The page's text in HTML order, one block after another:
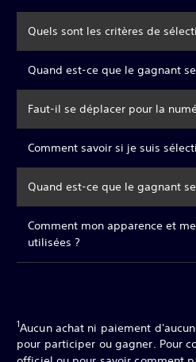
Quels sont les critères de
Quand est-ce que le gagnant
Faut-il se déplacer pour la
Comment savoir si je suis
Quand est-ce que le gagnant
Comment mon apparence et
utilisées ?
1Aucun achat ni paiement
pour participer ou gagner. Pour